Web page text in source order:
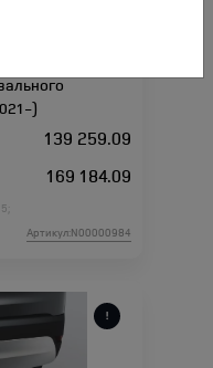
)
139 259.09
169 184.09
Артикул:N00000984